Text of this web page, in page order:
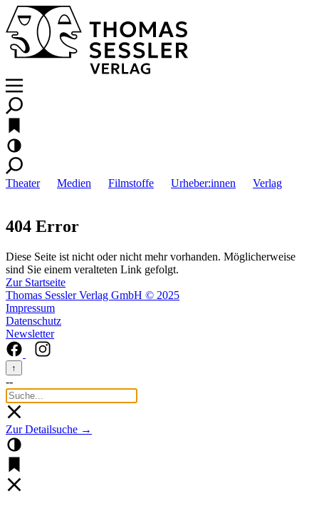
Theater Medien Filmstoffe Urheber:innen Verlag
404 Error
Diese Seite ist nicht oder nicht mehr vorhanden. Möglicherweise
sind Sie einem veralteten Link gefolgt.
Zur Startseite
Thomas Sessler Verlag GmbH © 2025
Impressum
Datenschutz
Newsletter
↑
--
Zur Detailsuche →